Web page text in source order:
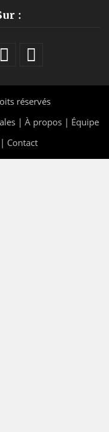
:
réservés
| À propos | Équipe
Contact